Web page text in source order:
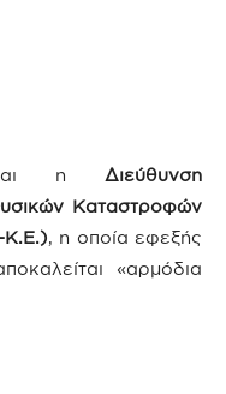
η Διεύθυνση
Καταστροφών
Κ.Ε.), η οποία εφεξής
«αρμόδια